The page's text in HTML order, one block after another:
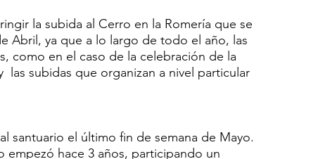
la subida al Cerro en la Romería que se
Abril, ya que a lo largo de todo el año, las
como en el caso de la celebración de la
las subidas que organizan a nivel particular
santuario el último fin de semana de Mayo.
empezó hace 3 años, participando un